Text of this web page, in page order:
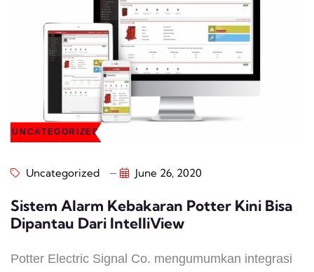
UNCATEGORIZED
Uncategorized June 26, 2020
Sistem Alarm Kebakaran Potter Kini Bisa
Dipantau Dari IntelliView
Potter Electric Signal Co. mengumumkan integrasi